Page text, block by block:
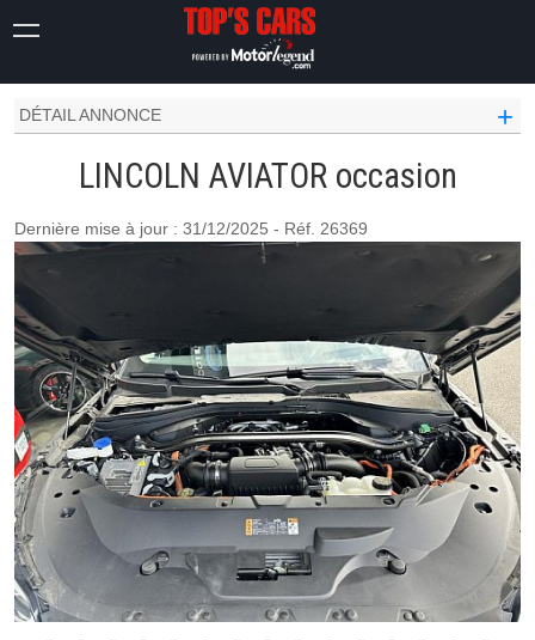
OCCASION VOITURE
AVIATOR
DÉTAIL ANNONCE
+
LINCOLN AVIATOR occasion
Dernière mise à jour : 31/12/2025 - Réf. 26369